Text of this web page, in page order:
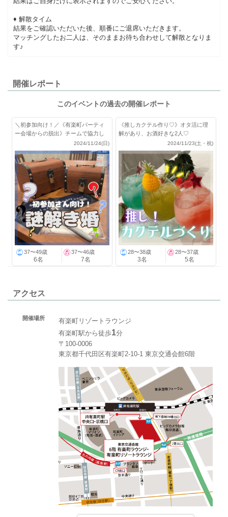
♦ 解散タイム
結果をご確認いただいた後、順番にご退席いただきます。
マッチングしたお二人は、そのままお待ち合わせして解散となりま
す♪
開催レポート
このイベントの過去の開催レポート
＼初参加向け！／《有楽町パーティ
ー会場からの脱出》チームで協力し
2024/11/24(日)
37〜49歳
6名
37〜46歳
7名
《推しカクテル作り♡》オタ活に理
解があり、お酒好きな2人♡
2024/11/23(土・祝)
28〜38歳
3名
28〜37歳
5名
アクセス
開催場所
有楽町リゾートラウンジ
有楽町駅から徒歩1分
〒100-0006
東京都千代田区有楽町2-10-1 東京交通会館6階